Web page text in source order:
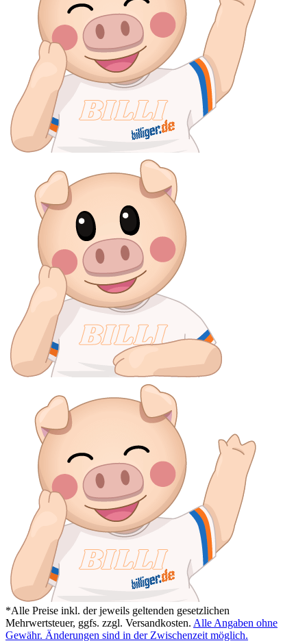
*Alle Preise inkl. der jeweils geltenden gesetzlichen
Mehrwertsteuer, ggfs. zzgl. Versandkosten. Alle Angaben ohne
Gewähr. Änderungen sind in der Zwischenzeit möglich.